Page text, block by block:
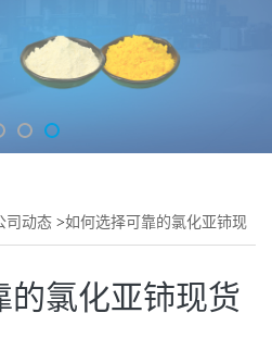
司动态 >如何选择可靠的氯化亚铈现
的氯化亚铈现货